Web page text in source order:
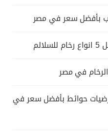
في مصر
حوائط بأفضل سعر في